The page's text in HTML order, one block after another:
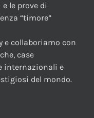
le prove di
“timore”
e collaboriamo con
case
internazionali e
del mondo.